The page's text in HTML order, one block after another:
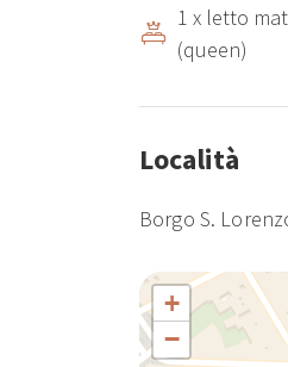
1 x letto
(queen)
Località
Borgo S.
+
−